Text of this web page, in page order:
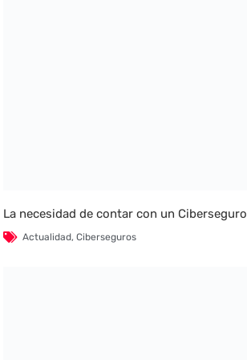
La necesidad de contar con un Ciberseguro
Actualidad,Ciberseguros